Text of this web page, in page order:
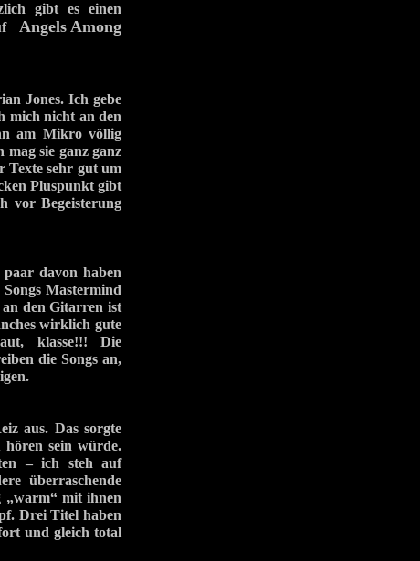
gibt es einen
Angels Among
Jones. Ich gebe
mich nicht an den
am Mikro völlig
sie ganz ganz
Texte sehr gut um
Pluspunkt gibt
vor Begeisterung
davon haben
Mastermind
den Gitarren ist
wirklich gute
klasse!!! Die
die Songs an,
aus. Das sorgte
hören sein würde.
– ich steh auf
überraschende
„warm“ mit ihnen
Drei Titel haben
und gleich total